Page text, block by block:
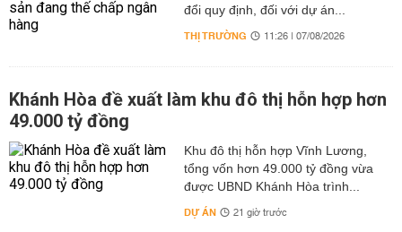
đổi quy định, đối với dự án...
THỊ TRƯỜNG 11:26 | 07/08/2026
Khánh Hòa đề xuất làm khu đô thị hỗn hợp hơn
49.000 tỷ đồng
Khu đô thị hỗn hợp Vĩnh Lương,
tổng vốn hơn 49.000 tỷ đồng vừa
được UBND Khánh Hòa trình...
DỰ ÁN 21 giờ trước